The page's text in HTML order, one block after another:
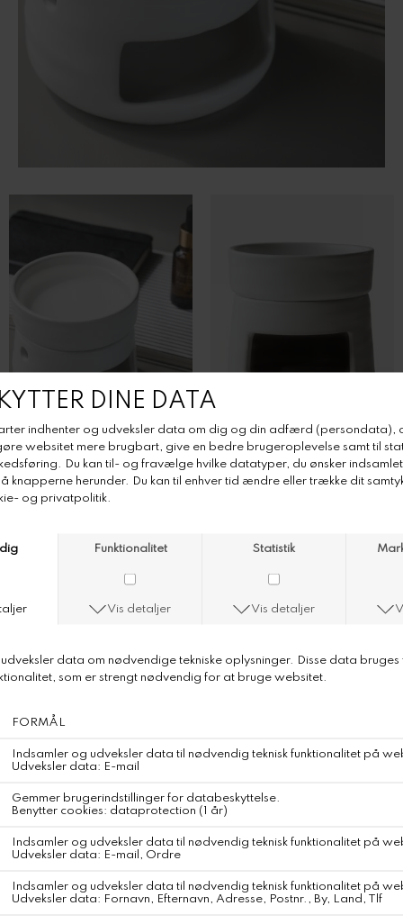
No 17 Therapy Burner
No 17 Therapy Burner
No17 Therapy's Aroma Burner er håndlavet keramik. Den hvide har
smuk krystalklar glasur . Du kan tage toppen af - og det er en smart
aromabrænderen skal genopfyldes. No17 Therapy Aroma Burner
kommer i en specialfremstillet kasse.
Fyld burner med vand og tilsæt Calm forest oil- lad den stå en
timestid- og den reneste duft vil brede sig i dit hjem .